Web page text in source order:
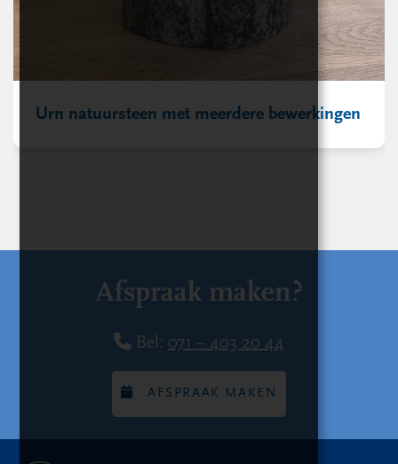
Urn natuursteen met meerdere bewerkingen
Afspraak maken?
Bel: 071 – 403 20 44
AFSPRAAK MAKEN